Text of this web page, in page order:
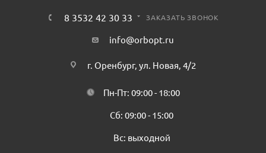
8 3532 42 30 33 ЗАКАЗАТЬ ЗВОНОК
info@orbopt.ru
г. Оренбург, ул. Новая, 4/2
Пн-Пт: 09:00 - 18:00
Сб: 09:00 - 15:00
Вс: выходной